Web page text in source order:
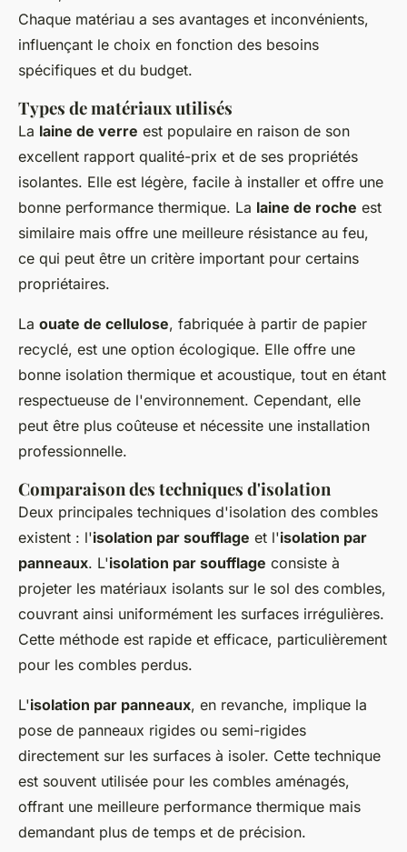
Chaque matériau a ses avantages et inconvénients,
influençant le choix en fonction des besoins
spécifiques et du budget.
Types de matériaux utilisés
La laine de verre est populaire en raison de son
excellent rapport qualité-prix et de ses propriétés
isolantes. Elle est légère, facile à installer et offre une
bonne performance thermique. La laine de roche est
similaire mais offre une meilleure résistance au feu,
ce qui peut être un critère important pour certains
propriétaires.
La ouate de cellulose, fabriquée à partir de papier
recyclé, est une option écologique. Elle offre une
bonne isolation thermique et acoustique, tout en étant
respectueuse de l'environnement. Cependant, elle
peut être plus coûteuse et nécessite une installation
professionnelle.
Comparaison des techniques d'isolation
Deux principales techniques d'isolation des combles
existent : l'isolation par soufflage et l'isolation par
panneaux. L'isolation par soufflage consiste à
projeter les matériaux isolants sur le sol des combles,
couvrant ainsi uniformément les surfaces irrégulières.
Cette méthode est rapide et efficace, particulièrement
pour les combles perdus.
L'isolation par panneaux, en revanche, implique la
pose de panneaux rigides ou semi-rigides
directement sur les surfaces à isoler. Cette technique
est souvent utilisée pour les combles aménagés,
offrant une meilleure performance thermique mais
demandant plus de temps et de précision.